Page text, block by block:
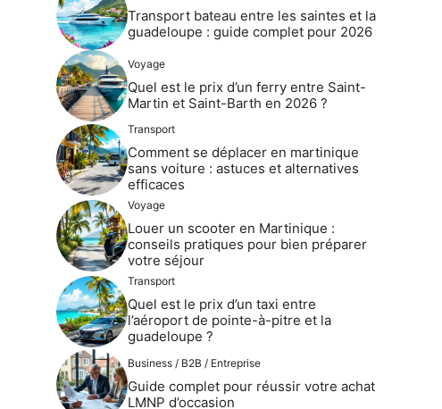
Transport bateau entre les saintes et la
guadeloupe : guide complet pour 2026
Voyage
Quel est le prix d’un ferry entre Saint-
Martin et Saint-Barth en 2026 ?
Transport
Comment se déplacer en martinique
sans voiture : astuces et alternatives
efficaces
Voyage
Louer un scooter en Martinique :
conseils pratiques pour bien préparer
votre séjour
Transport
Quel est le prix d’un taxi entre
l’aéroport de pointe-à-pitre et la
guadeloupe ?
Business / B2B / Entreprise
Guide complet pour réussir votre achat
LMNP d’occasion